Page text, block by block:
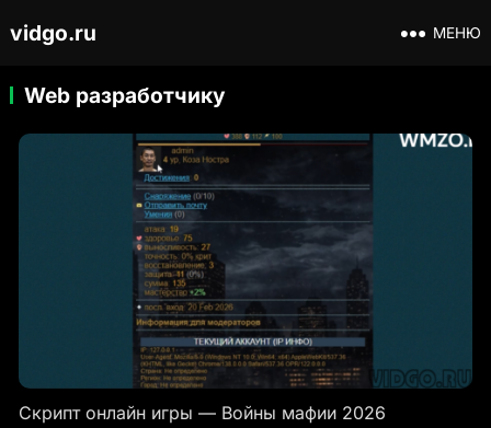
vidgo.ru МЕНЮ
Web разработчику
Скрипт онлайн игры — Войны мафии 2026